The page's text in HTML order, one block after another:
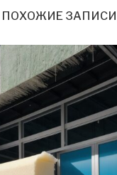
ПОХОЖИЕ ЗАПИСИ